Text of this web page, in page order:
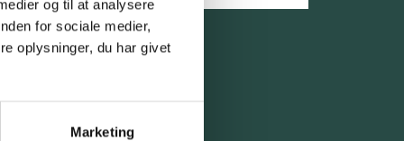
og til at analysere
for sociale medier,
oplysninger, du har givet
Marketing